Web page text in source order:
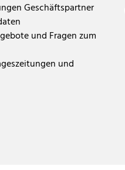
Geschäftspartner
und Fragen zum
und